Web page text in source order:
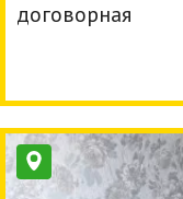
договорная